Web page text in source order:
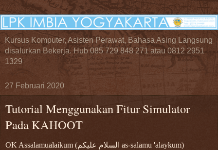
Kursus Komputer, Asisten Perawat, Bahasa Asing Langsung
disalurkan Bekerja. Hub 085 729 848 271 atau 0812 2951
1329
27 Februari 2020
Tutorial Menggunakan Fitur Simulator
Pada KAHOOT
OK Assalamualaikum (السلام عليكم as-salāmu 'alaykum)